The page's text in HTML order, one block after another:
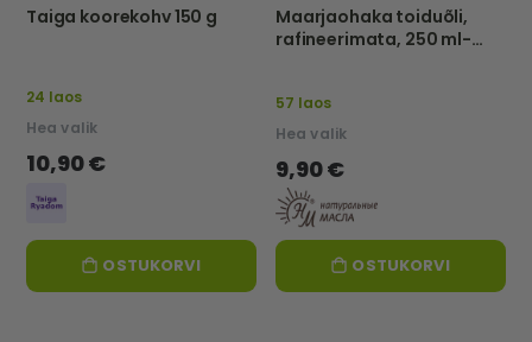
Taiga koorekohv 150 g
24 laos
Hea valik
10,90 €
OSTUKORVI
Maarjaohaka toiduõli,
rafineerimata, 250 ml-
57 laos
Hea valik
9,90 €
OSTUKORVI